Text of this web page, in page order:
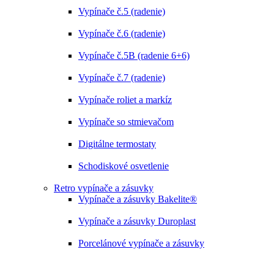
Vypínače č.5 (radenie)
Vypínače č.6 (radenie)
Vypínače č.5B (radenie 6+6)
Vypínače č.7 (radenie)
Vypínače roliet a markíz
Vypínače so stmievačom
Digitálne termostaty
Schodiskové osvetlenie
Retro vypínače a zásuvky
Vypínače a zásuvky Bakelite®
Vypínače a zásuvky Duroplast
Porcelánové vypínače a zásuvky